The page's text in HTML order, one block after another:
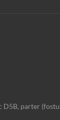
parter